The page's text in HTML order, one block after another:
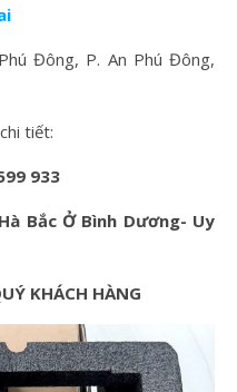
Đông, P. An Phú Đông,
tiết:
933
Bắc Ở Bình Dương- Uy
KHÁCH HÀNG